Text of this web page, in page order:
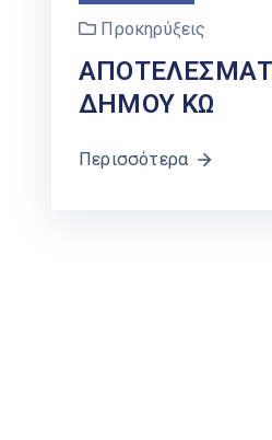
Προκηρύξεις
ΔΗΜΟΥ ΚΩ
Περισσότερα